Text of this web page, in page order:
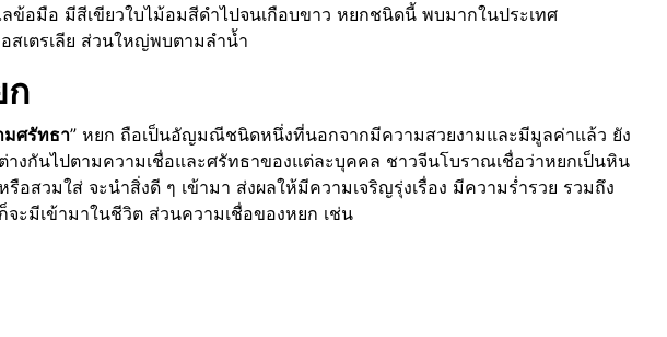
ข้อมือ มีสีเขียวใบไม้อมสีดำไปจนเกือบขาว หยกชนิดนี้ พบมากในประเทศ
สเตรเลีย ส่วนใหญ่พบตามลำน้ำ
ก
มศรัทธา” หยก ถือเป็นอัญมณีชนิดหนึ่งที่นอกจากมีความสวยงามและมีมูลค่าแล้ว ยัง
งกันไปตามความเชื่อและศรัทธาของแต่ละบุคคล ชาวจีนโบราณเชื่อว่าหยกเป็นหิน
อสวมใส่ จะนำสิ่งดี ๆ เข้ามา ส่งผลให้มีความเจริญรุ่งเรื่อง มีความร่ำรวย รวมถึง
ะมีเข้ามาในชีวิต ส่วนความเชื่อของหยก เช่น